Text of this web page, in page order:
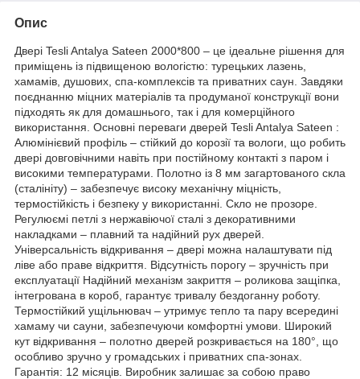
Опис
Двері Tesli Antalya Sateen 2000*800 – це ідеальне рішення для
приміщень із підвищеною вологістю: турецьких лазень,
хамамів, душових, спа-комплексів та приватних саун. Завдяки
поєднанню міцних матеріалів та продуманої конструкції вони
підходять як для домашнього, так і для комерційного
використання. Основні переваги дверей Tesli Antalya Sateen :
Алюмінієвий профіль – стійкий до корозії та вологи, що робить
двері довговічними навіть при постійному контакті з паром і
високими температурами. Полотно із 8 мм загартованого скла
(сталініту) – забезпечує високу механічну міцність,
термостійкість і безпеку у використанні. Скло не прозоре.
Регулюємі петлі з нержавіючої сталі з декоративними
накладками – плавний та надійний рух дверей.
Універсальність відкривання – двері можна налаштувати під
ліве або праве відкриття. Відсутність порогу – зручність при
експлуатації Надійний механізм закриття – роликова защіпка,
інтегрована в короб, гарантує тривалу бездоганну роботу.
Термостійкий ущільнювач – утримує тепло та пару всередині
хамаму чи сауни, забезпечуючи комфортні умови. Широкий
кут відкривання – полотно дверей розкривається на 180°, що
особливо зручно у громадських і приватних спа-зонах.
Гарантія: 12 місяців. Виробник залишає за собою право